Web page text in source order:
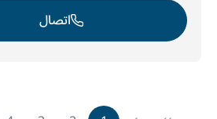
اتصال